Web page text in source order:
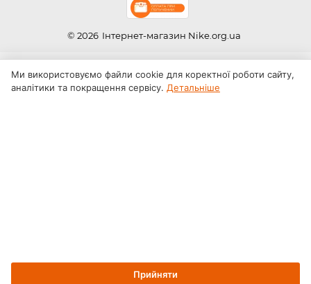
© 2026 Інтернет-магазин Nike.org.ua
Ми використовуємо файли cookie для коректної роботи сайту,
аналітики та покращення сервісу. Детальніше
Прийняти